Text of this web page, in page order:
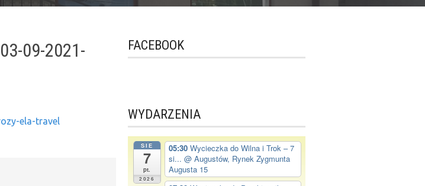
09-2021-
ela-travel
FACEBOOK
WYDARZENIA
SIE
7
pt.
2026
05:30 Wycieczka do Wilna i Trok – 7
si... @ Augustów, Rynek Zygmunta
Augusta 15